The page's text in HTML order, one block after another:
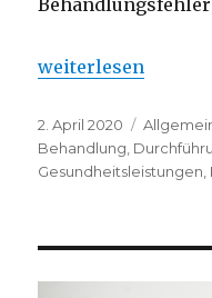
„Medizinrecht |
weiterlesen
Veröffentlicht
am
2. April 2020
Behandlung
Gesundheitsleistungen